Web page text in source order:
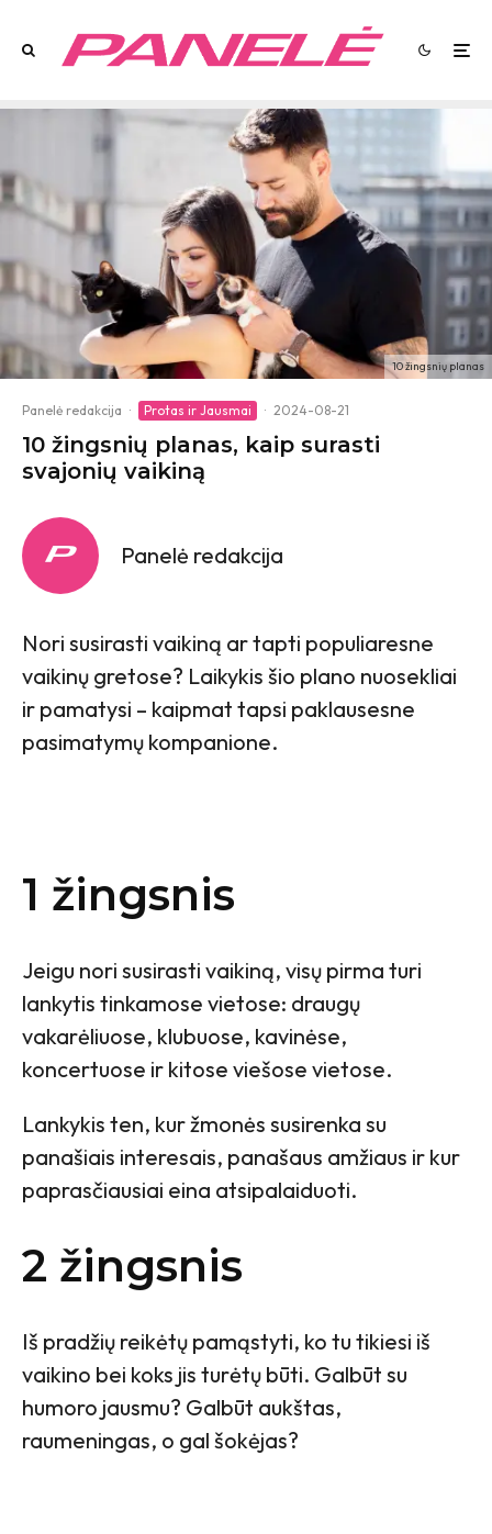
10 žingsnių planas
Panelė redakcija · Protas ir Jausmai · 2024-08-21
10 žingsnių planas, kaip surasti
svajonių vaikiną
Panelė redakcija
Nori susirasti vaikiną ar tapti populiaresne
vaikinų gretose? Laikykis šio plano nuosekliai
ir pamatysi – kaipmat tapsi paklausesne
pasimatymų kompanione.
1 žingsnis
Jeigu nori susirasti vaikiną, visų pirma turi
lankytis tinkamose vietose: draugų
vakarėliuose, klubuose, kavinėse,
koncertuose ir kitose viešose vietose.
Lankykis ten, kur žmonės susirenka su
panašiais interesais, panašaus amžiaus ir kur
paprasčiausiai eina atsipalaiduoti.
2 žingsnis
Iš pradžių reikėtų pamąstyti, ko tu tikiesi iš
vaikino bei koks jis turėtų būti. Galbūt su
humoro jausmu? Galbūt aukštas,
raumeningas, o gal šokėjas?